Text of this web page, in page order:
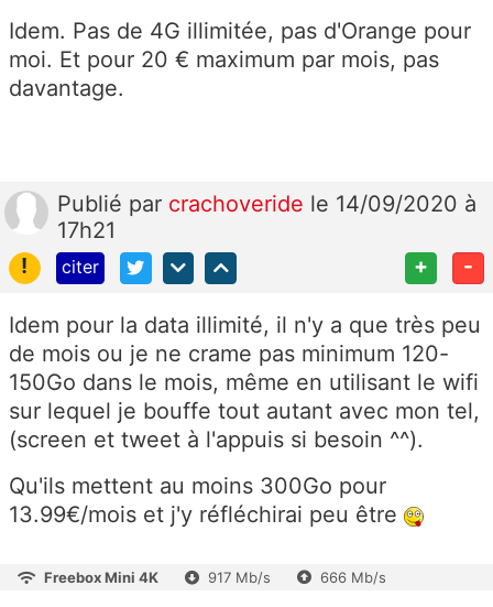
Idem. Pas de 4G illimitée, pas d'Orange pour
moi. Et pour 20 € maximum par mois, pas
davantage.
Publié par crachoveride le 14/09/2020 à
17h21
!
citer + -
Idem pour la data illimité, il n'y a que très peu
de mois ou je ne crame pas minimum 120-
150Go dans le mois, même en utilisant le wifi
sur lequel je bouffe tout autant avec mon tel,
(screen et tweet à l'appuis si besoin ^^).
Qu'ils mettent au moins 300Go pour
13.99€/mois et j'y réfléchirai peu être
Freebox Mini 4K 917 Mb/s 666 Mb/s